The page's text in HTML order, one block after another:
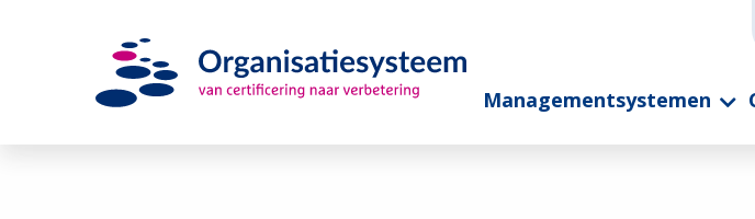
Managementsystemen